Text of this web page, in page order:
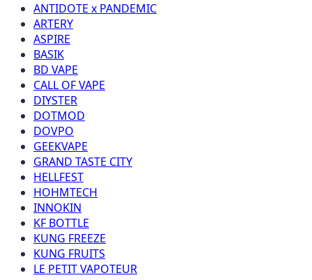
ANTIDOTE x PANDEMIC
ARTERY
ASPIRE
BASIK
BD VAPE
CALL OF VAPE
DIYSTER
DOTMOD
DOVPO
GEEKVAPE
GRAND TASTE CITY
HELLFEST
HOHMTECH
INNOKIN
KF BOTTLE
KUNG FREEZE
KUNG FRUITS
LE PETIT VAPOTEUR